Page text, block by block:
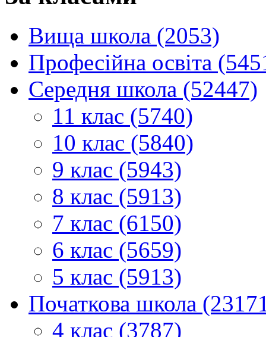
Вища школа (2053)
Професійна освіта
Середня школа (52447)
11 клас (5740)
10 клас (5840)
9 клас (5943)
8 клас (5913)
7 клас (6150)
6 клас (5659)
5 клас (5913)
Початкова школа
4 клас (3787)